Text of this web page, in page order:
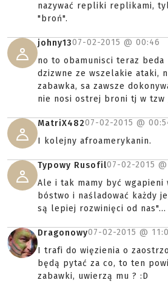
nazywać repliki replikami,
"broń".
johny1307-02-2015 @ 00:46
no to obamunisci teraz beda
dzizwne ze wszelakie ataki,
zabawka, sa zawsze
nie nosi ostrej broni tj w tzw
MatriX48207-02-2015 @
I kolejny afroamerykanin.
Typowy Rusofil07-02-2015 @
Ale i tak mamy być wgapieni
bóstwo i naśladować każdy
są lepiej rozwinięci od nas"...
Dragonowy07-02-2015 @
I trafi do więzienia o
będą pytać za co, to ten
zabawki, uwierzą mu ? :D